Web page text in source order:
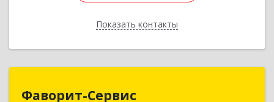
Показать контакты
Назад
Фаворит-Сервис